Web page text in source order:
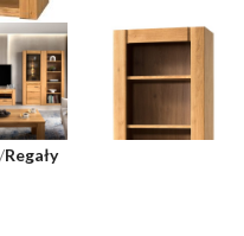
Regały